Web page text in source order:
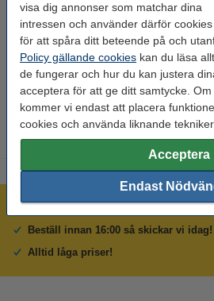
visa dig annonser som matchar dina
intressen och använder därför cookies
för att spåra ditt beteende på och
Policy gällande cookies kan du läsa
de fungerar och hur du kan justera
acceptera för att ge ditt samtycke.
kommer vi endast att placera
cookies och använda liknande tekniker.
Acceptera
Endast
Vårt artikelnr: 070027
OBS! En ny trumma innehåller
skrivare kräver en toner - vänligen
Mer än 300.000 kunder!
Beställ innan 16:00 så skickar vi idag!
Alltid låga priser!